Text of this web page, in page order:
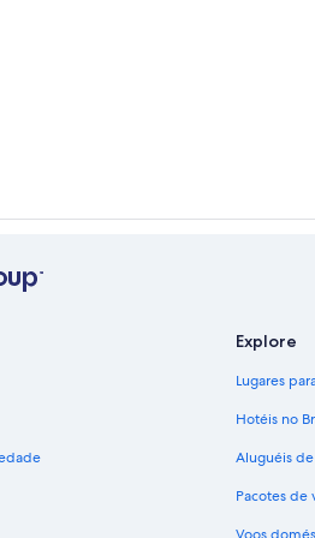
Explore
Lugares
Hotéis no
Aluguéis
Pacotes de
Voos